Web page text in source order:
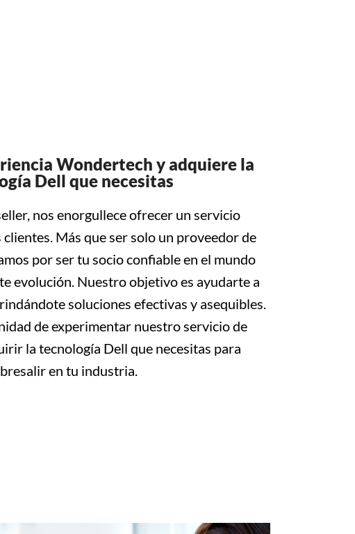
Wondertech y adquiere la
Dell que necesitas
nos enorgullece ofrecer un servicio
Más que ser solo un proveedor de
por ser tu socio confiable en el mundo
evolución. Nuestro objetivo es ayudarte a
soluciones efectivas y asequibles.
de experimentar nuestro servicio de
la tecnología Dell que necesitas para
en tu industria.